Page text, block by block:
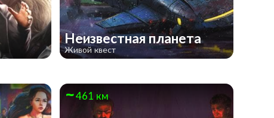
Неизвестная планета
Живой квест
461 км